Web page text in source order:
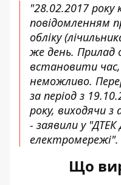
"28.02.2017 року
повідомленням
обліку
же день. Прилад
встановити
неможливо.
за період з
року, виходячи з
- заявили у "ДТЕК
електромережі".
Що